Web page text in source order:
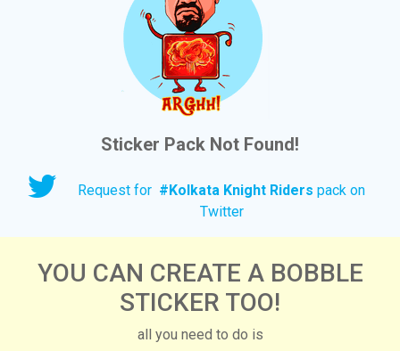
Sticker Pack Not Found!
Request for #Kolkata Knight Riders pack on
Twitter
YOU CAN CREATE A BOBBLE
STICKER TOO!
all you need to do is